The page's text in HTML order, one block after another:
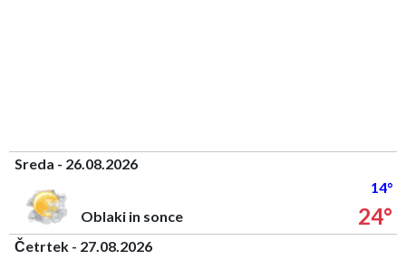
Sreda - 26.08.2026
14°
Oblaki in sonce
24°
Četrtek - 27.08.2026